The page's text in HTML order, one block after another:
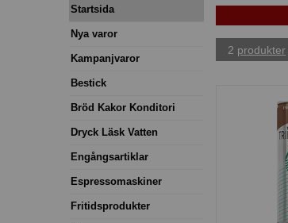
Startsida
Nya varor
Kampanjvaror
Bestick
Bröd Kakor Konditori
Dryck Läsk Vatten
Engångsartiklar
Espressomaskiner
Fritidsprodukter
2 produkter